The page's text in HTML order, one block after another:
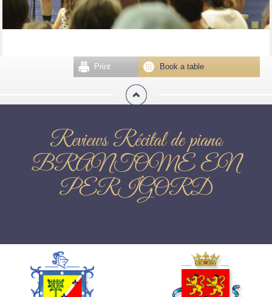
Book a table
Print
Reviews Récital de piano
BRANTOME EN
PERIGORD